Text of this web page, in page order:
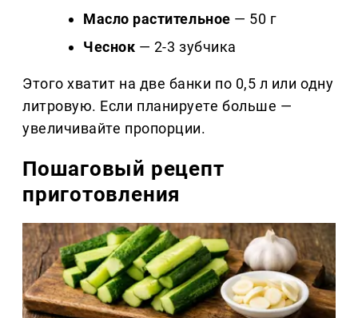
Масло растительное — 50 г
Чеснок — 2-3 зубчика
Этого хватит на две банки по 0,5 л или одну
литровую. Если планируете больше —
увеличивайте пропорции.
Пошаговый рецепт
приготовления